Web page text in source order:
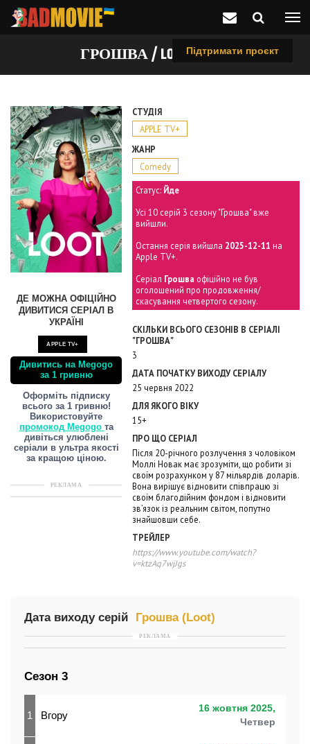
Підтримати проєкт
ГРОШВА / LOOT (2022)
ДЕ МОЖНА ОФІЦІЙНО
ДИВИТИСЯ СЕРІАЛ В
УКРАЇНІ
APPLE TV+
Дивитись на Megogo
за 1 гривню
Оформіть підписку
всього за 1 гривню!
Використовуйте
промокод Megogo та
дивіться улюблені
серіали в ультра якості
за кращою ціною.
РЕКЛАМА
СТУДІЯ
APPLE TV+
ЖАНР
Comedy
Статус: Йде
Усі 10 серій 3 сезону "Грошва" вже
вийшли.
Остання серія вийшла 2025-12-11 на
Apple TV+.
Серіал Грошва офіційно не був
оголошений про продовження/
скасування четвертого сезону.
СКІЛЬКИ ВСЬОГО СЕЗОНІВ В СЕРІАЛІ
"ГРОШВА"
3
ДАТА ПОЧАТКУ ВИХОДУ СЕРІАЛУ
25 червня 2022
ДЛЯ ЯКОГО ВІКУ
15+
ПРО ЩО СЕРІАЛ
Після 20-річного розлучення з чоловіком
Моллі Новак має зрозуміти, що робити зі
своїм розрахунком у 87 мільярдів доларів.
Вона вирішує відновити співпрацю зі
своїм благодійним фондом і відновити
зв’язок із реальним світом, попутно
знайшовши себе.
ТРЕЙЛЕР
https://www.youtube.com/watch?
v=ktzAq7wjJgs
Дата виходу серій Грошва (Loot)
РЕКЛАМА
Сезон 3
1 Вгору
16 жовтня 2025,
Четвер